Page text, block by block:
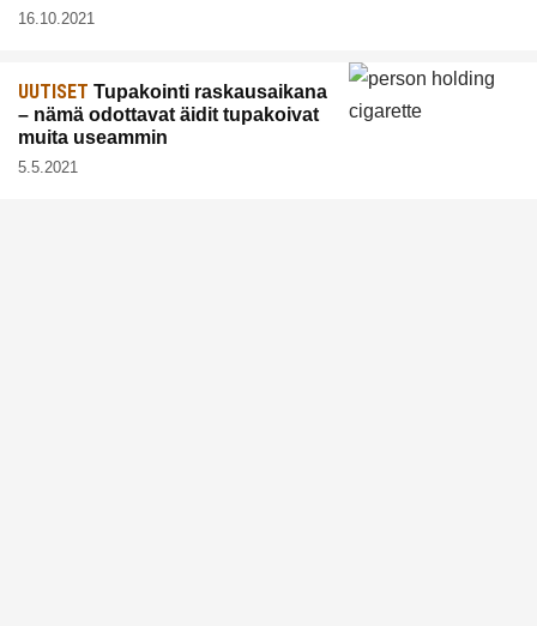
16.10.2021
UUTISET Tupakointi raskausaikana
– nämä odottavat äidit tupakoivat
muita useammin
5.5.2021